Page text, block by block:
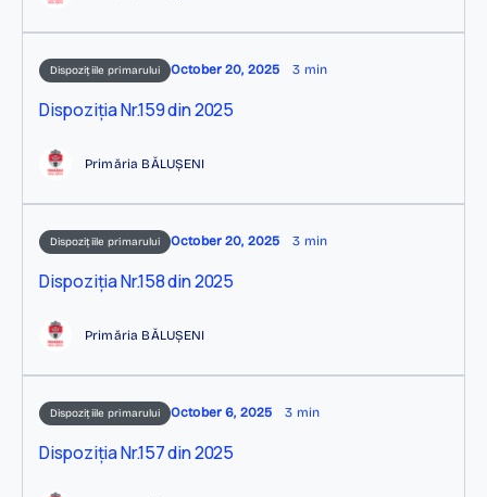
Dispozițiile primarului October 20, 2025 3 min
Dispoziția Nr.159 din 2025
Primăria BĂLUȘENI
Dispozițiile primarului October 20, 2025 3 min
Dispoziția Nr.158 din 2025
Primăria BĂLUȘENI
Dispozițiile primarului October 6, 2025 3 min
Dispoziția Nr.157 din 2025